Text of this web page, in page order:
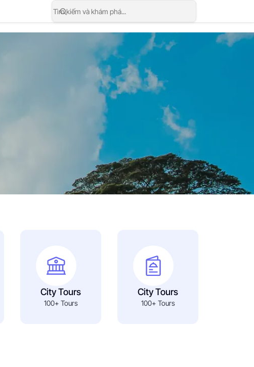
City Tours
100+ Tours
City Tours
100+ Tours